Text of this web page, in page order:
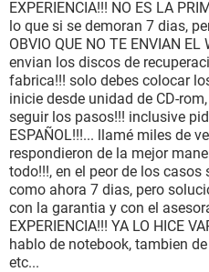
EXPERIENCIA!!! NO ES LA
lo que si se demoran 7 dias,
OBVIO QUE NO TE ENVIAN
envian los discos de
fabrica!!! solo debes colocar
inicie desde unidad de CD-
seguir los pasos!!! inclusive
ESPAÑOL!!!... llamé miles de
respondieron de la mejor
todo!!!, en el peor de los
como ahora 7 dias, pero
con la garantia y con el
EXPERIENCIA!!! YA LO HICE
hablo de notebook, tambien
etc...